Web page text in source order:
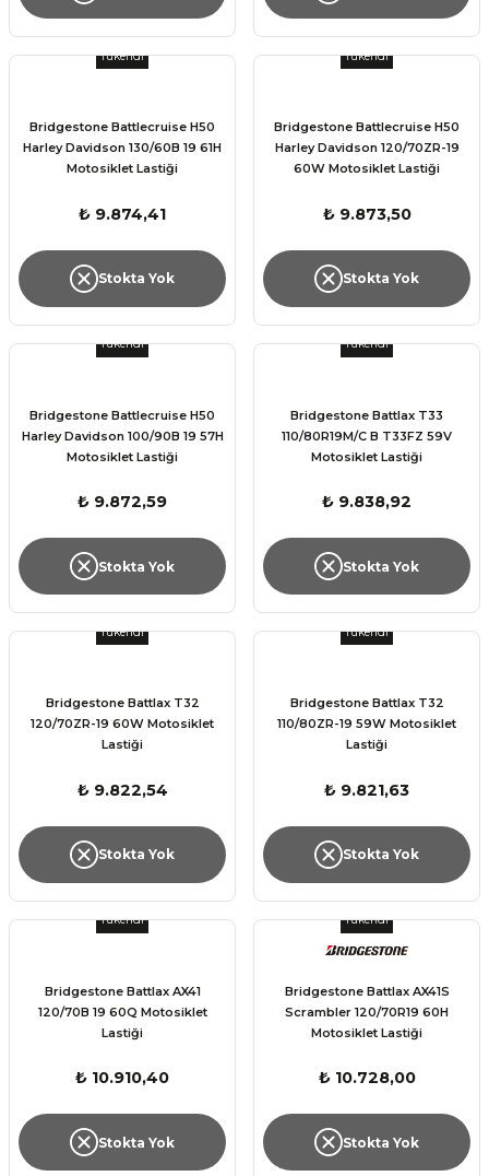
Tükendi
Bridgestone Battlecruise H50
Harley Davidson 130/60B 19 61H
Motosiklet Lastiği
₺ 9.874,41
Stokta Yok
Tükendi
Bridgestone Battlecruise H50
Harley Davidson 120/70ZR-19
60W Motosiklet Lastiği
₺ 9.873,50
Stokta Yok
Tükendi
Bridgestone Battlecruise H50
Harley Davidson 100/90B 19 57H
Motosiklet Lastiği
₺ 9.872,59
Stokta Yok
Tükendi
Bridgestone Battlax T33
110/80R19M/C B T33FZ 59V
Motosiklet Lastiği
₺ 9.838,92
Stokta Yok
Tükendi
Bridgestone Battlax T32
120/70ZR-19 60W Motosiklet
Lastiği
₺ 9.822,54
Stokta Yok
Tükendi
Bridgestone Battlax T32
110/80ZR-19 59W Motosiklet
Lastiği
₺ 9.821,63
Stokta Yok
Tükendi
Bridgestone Battlax AX41
120/70B 19 60Q Motosiklet
Lastiği
₺ 10.910,40
Stokta Yok
Tükendi
Bridgestone Battlax AX41S
Scrambler 120/70R19 60H
Motosiklet Lastiği
₺ 10.728,00
Stokta Yok